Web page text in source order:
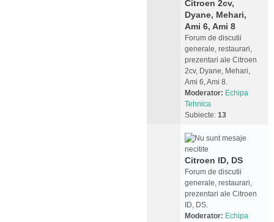
Citroen 2cv,
Dyane, Mehari,
Ami 6, Ami 8
Forum de discutii
generale, restaurari,
prezentari ale Citroen
2cv, Dyane, Mehari,
Ami 6, Ami 8.
Moderator: Echipa
Tehnica
Subiecte: 13
Citroen ID, DS
Forum de discutii
generale, restaurari,
prezentari ale Citroen
ID, DS.
Moderator: Echipa